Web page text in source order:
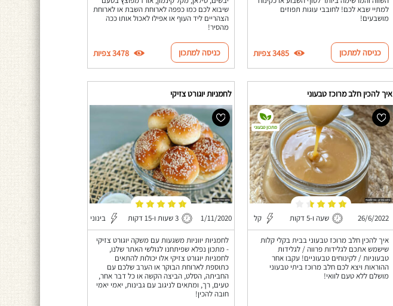
למתיי שבא לכם! לחובבי עוגות תפוזים
מושבעים!
כניסה למתכון 3485 צפיות
שיבוא לכם כמו כפפה לארוחת השבת או לארוחת
הצהריים ליד העוף או אפילו לאכול אותו ככה
מהסיר!
כניסה למתכון 3478 צפיות
איך להכין חלב מרוכז טבעוני
26/6/2022 שעה ו-5 דקות קל
איך להכין חלב מרוכז טבעוני בבית בקלי קלות
שישמש אתכם לגלידות פרווה / לגלידות
טבעוניות / לקינוחים טבעוניים! עקבו אחר
ההוראות ויצא לכם חלב מרוכז ביתי טבעוני
מושלם ללא טעם לוואי!
מתכון טבעוני
לחמניות יוגורט צזיקי
1/11/2020 3 שעות ו-15 דקות בינוני
לחמניות יווניות משגעות עם משקה יוגורט צזיקי
- מתכון נפלא שפיתחנו לגולשי האתר שלנו,
לחמניות יוגורט צזיקי אלו יכולות להתאים
כתוספת לארוחת הבוקר או הערב שלכם עם
החביתה, הסלט, הביצה הקשה או כל דבר אחר,
טעים, רך, ומתאים לניגוב עם גבינות, יאמי יאמי
חובה להכין!